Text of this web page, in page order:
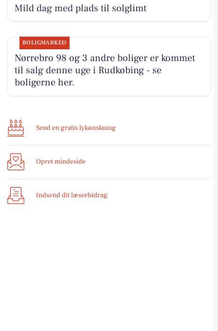
Mild dag med plads til solglimt
BOLIGMARKED
Nørrebro 98 og 3 andre boliger er kommet
til salg denne uge i Rudkøbing - se
boligerne her.
Send en gratis lykønskning
Opret mindeside
Indsend dit læserbidrag